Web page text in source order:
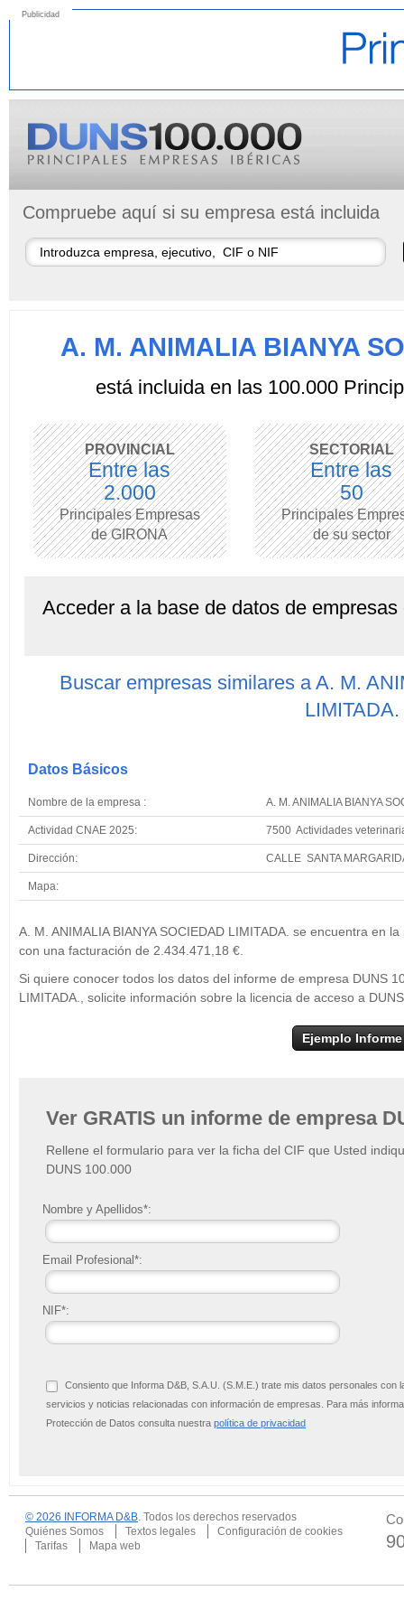
Publicidad
Compruebe aquí si su empresa está incluida
A. M. ANIMALIA BIANYA
está incluida en las 100.000
PROVINCIAL
Entre las
2.000
Principales Empresas
de GIRONA
SECTORIAL
Entre las
50
Principales
de su sector
Acceder a la base de datos de
Buscar empresas similares a A. M.
LIMITADA.
Datos Básicos
Nombre de la empresa : A. M. ANIMALIA BIANYA
Actividad CNAE 2025: 7500 Actividades
Dirección: CALLE SANTA
Mapa:
−
A. M. ANIMALIA BIANYA SOCIEDAD LIMITADA. se encuentra en
con una facturación de 2.434.471,18 €.
Si quiere conocer todos los datos del informe de empresa DUNS
LIMITADA., solicite información sobre la licencia de acceso a
Ejemplo Informe
Ver GRATIS un informe de empresa
Rellene el formulario para ver la ficha del CIF que Usted
DUNS 100.000
Nombre y Apellidos*:
Email Profesional*:
NIF*:
Consiento que Informa D&B, S.A.U. (S.M.E.) trate mis datos personales
servicios y noticias relacionadas con información de empresas. Para más
Protección de Datos consulta nuestra política de privacidad
© 2026 INFORMA D&B. Todos los derechos reservados
Quiénes Somos
Textos legales
Configuración de cookies
Tarifas
Mapa web